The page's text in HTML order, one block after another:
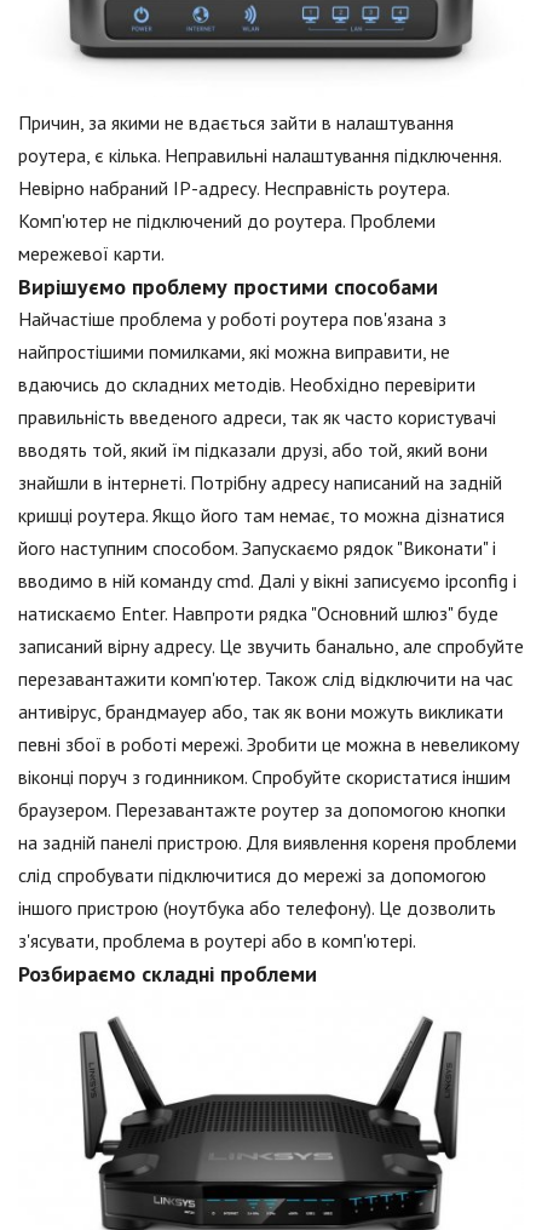
Причин, за якими не вдається зайти в налаштування
роутера, є кілька. Неправильні налаштування підключення.
Невірно набраний IP-адресу. Несправність роутера.
Комп'ютер не підключений до роутера. Проблеми
мережевої карти.
Вирішуємо проблему простими способами
Найчастіше проблема у роботі роутера пов'язана з
найпростішими помилками, які можна виправити, не
вдаючись до складних методів. Необхідно перевірити
правильність введеного адреси, так як часто користувачі
вводять той, який їм підказали друзі, або той, який вони
знайшли в інтернеті. Потрібну адресу написаний на задній
кришці роутера. Якщо його там немає, то можна дізнатися
його наступним способом. Запускаємо рядок "Виконати" і
вводимо в ній команду cmd. Далі у вікні записуємо ipconfig і
натискаємо Enter. Навпроти рядка "Основний шлюз" буде
записаний вірну адресу. Це звучить банально, але спробуйте
перезавантажити комп'ютер. Також слід відключити на час
антивірус, брандмауер або, так як вони можуть викликати
певні збої в роботі мережі. Зробити це можна в невеликому
віконці поруч з годинником. Спробуйте скористатися іншим
браузером. Перезавантажте роутер за допомогою кнопки
на задній панелі пристрою. Для виявлення кореня проблеми
слід спробувати підключитися до мережі за допомогою
іншого пристрою (ноутбука або телефону). Це дозволить
з'ясувати, проблема в роутері або в комп'ютері.
Розбираємо складні проблеми